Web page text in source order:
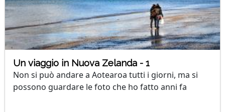
Un viaggio in Nuova Zelanda - 1
Non si può andare a Aotearoa tutti i giorni, ma si
possono guardare le foto che ho fatto anni fa